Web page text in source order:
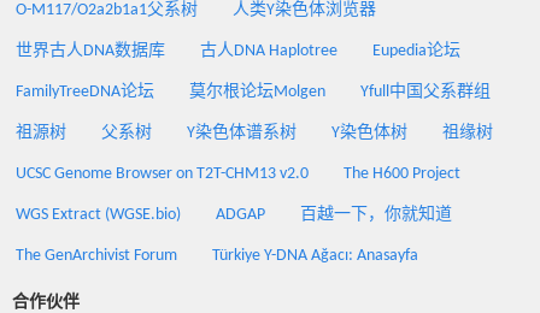
O-M117/O2a2b1a1父系树 人类Y染色体浏览器
世界古人DNA数据库 古人DNA Haplotree Eupedia论坛
FamilyTreeDNA论坛 莫尔根论坛Molgen Yfull中国父系群组
祖源树 父系树 Y染色体谱系树 Y染色体树 祖缘树
UCSC Genome Browser on T2T-CHM13 v2.0 The H600 Project
WGS Extract (WGSE.bio) ADGAP 百越一下，你就知道
The GenArchivist Forum Türkiye Y-DNA Ağacı: Anasayfa
合作伙伴